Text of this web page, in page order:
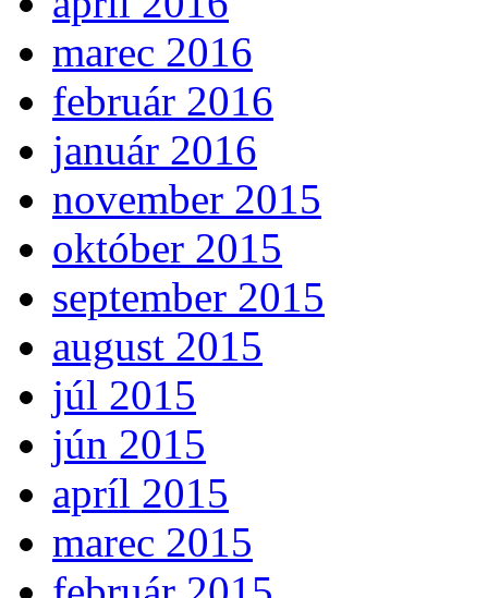
marec 2016
február 2016
január 2016
november 2015
október 2015
september 2015
august 2015
júl 2015
jún 2015
apríl 2015
marec 2015